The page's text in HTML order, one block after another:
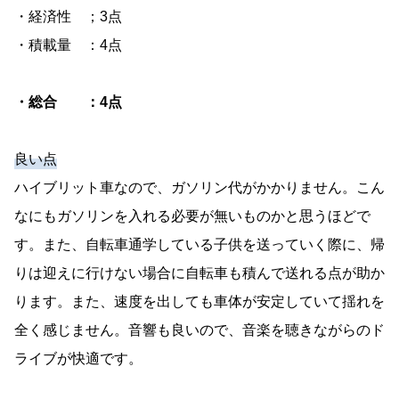
・経済性 ；3点
・積載量 ：4点
・総合 ：4点
良い点
ハイブリット車なので、ガソリン代がかかりません。こん
なにもガソリンを入れる必要が無いものかと思うほどで
す。また、自転車通学している子供を送っていく際に、帰
りは迎えに行けない場合に自転車も積んで送れる点が助か
ります。また、速度を出しても車体が安定していて揺れを
全く感じません。音響も良いので、音楽を聴きながらのド
ライブが快適です。